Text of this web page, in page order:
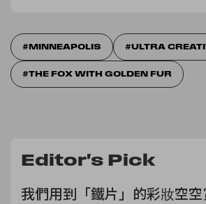
MINNEAPOLIS ULTRA
THE FOX WITH GOLDEN FUR
Editor's Pick
我們用到「鐵片」的彩妝空空